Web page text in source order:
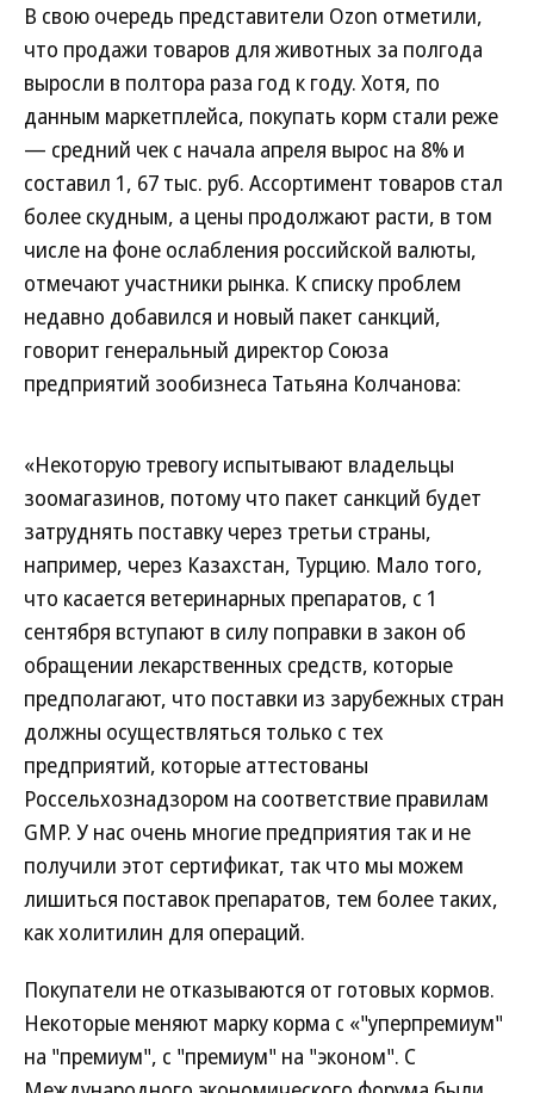
В свою очередь представители Ozon отметили,
что продажи товаров для животных за полгода
выросли в полтора раза год к году. Хотя, по
данным маркетплейса, покупать корм стали реже
— средний чек с начала апреля вырос на 8% и
составил 1, 67 тыс. руб. Ассортимент товаров стал
более скудным, а цены продолжают расти, в том
числе на фоне ослабления российской валюты,
отмечают участники рынка. К списку проблем
недавно добавился и новый пакет санкций,
говорит генеральный директор Союза
предприятий зообизнеса Татьяна Колчанова:
«Некоторую тревогу испытывают владельцы
зоомагазинов, потому что пакет санкций будет
затруднять поставку через третьи страны,
например, через Казахстан, Турцию. Мало того,
что касается ветеринарных препаратов, с 1
сентября вступают в силу поправки в закон об
обращении лекарственных средств, которые
предполагают, что поставки из зарубежных стран
должны осуществляться только с тех
предприятий, которые аттестованы
Россельхознадзором на соответствие правилам
GMP. У нас очень многие предприятия так и не
получили этот сертификат, так что мы можем
лишиться поставок препаратов, тем более таких,
как холитилин для операций.
Покупатели не отказываются от готовых кормов.
Некоторые меняют марку корма с «"уперпремиум"
на "премиум", с "премиум" на "эконом". С